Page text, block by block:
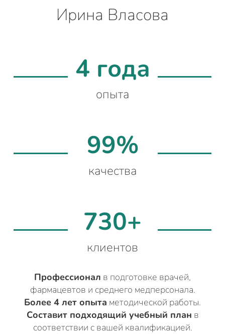
Ирина Власова
4 года
опыта
99%
качества
730+
клиентов
Профессионал в подготовке врачей,
фармацевтов и среднего медперсонала.
Более 4 лет опыта методической работы.
Составит подходящий учебный план в
соответствии с вашей квалификацией.